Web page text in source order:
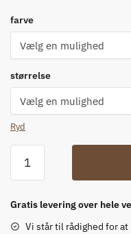
farve
størrelse
Ryd
westernjakke
Gratis levering over hele
Vi står til rådighed for